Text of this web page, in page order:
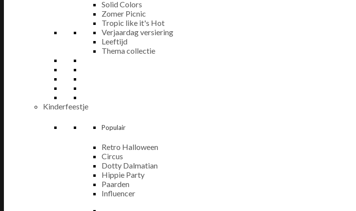
Solid Colors
Zomer Picnic
Tropic like it's Hot
Verjaardag versiering
Leeftijd
Thema collectie
Kinderfeestje
Populair
Retro Halloween
Circus
Dotty Dalmatian
Hippie Party
Paarden
Influencer